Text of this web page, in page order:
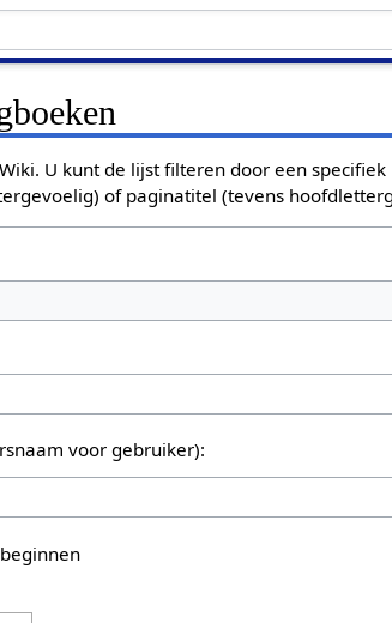
U kunt de lijst filteren door een
of paginatitel (tevens
voor gebruiker):